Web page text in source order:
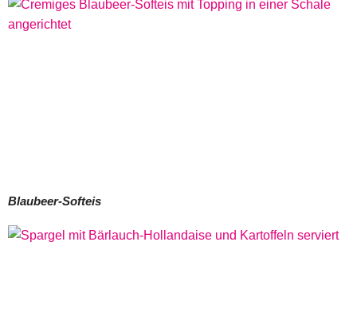
Blaubeer-Softeis